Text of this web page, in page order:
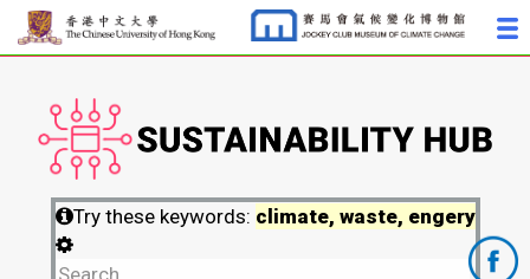
Try these keywords: climate, waste, engery